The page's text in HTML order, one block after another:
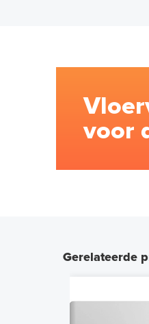
voor
Gerelateerde